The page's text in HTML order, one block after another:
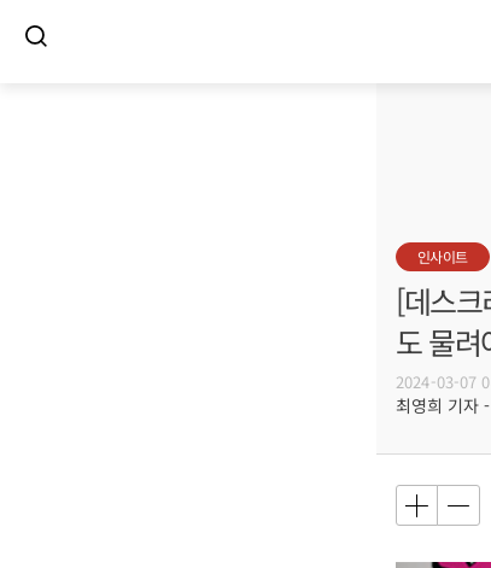
인사이트
[데스
도 물려
2024-03-07
최영희 기